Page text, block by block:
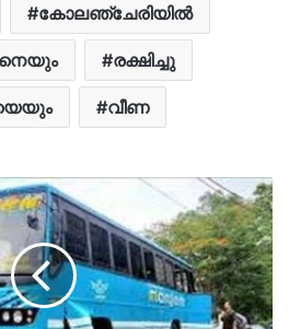
കോലഞ്ചേരിയിൽ
രക്ഷിച്ചു
വീണ